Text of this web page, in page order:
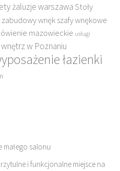
żaluzje warszawa Stoły
zabudowy wnększafy wnękowe
mazowieckie usługi
w Poznaniu
łazienki
małego salonu
i funkcjonalne miejsce na